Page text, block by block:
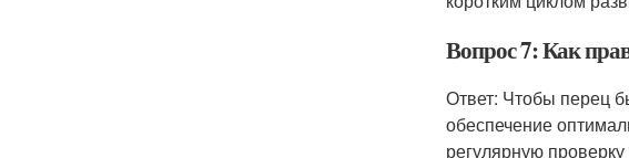
Вопрос 7: Как
Ответ: Чтобы перец
обеспечение
регулярную